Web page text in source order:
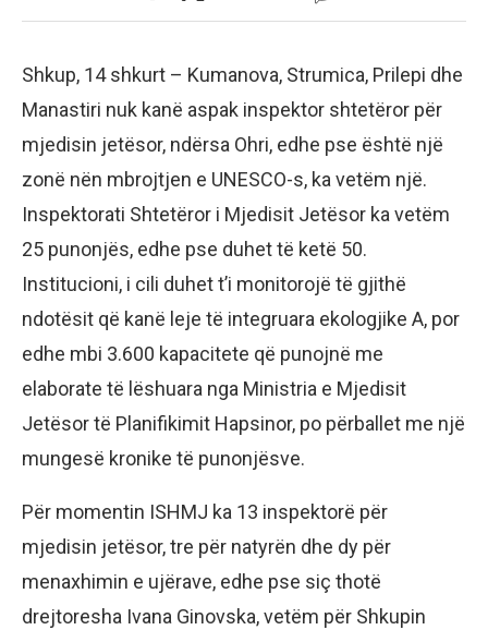
Shkup, 14 shkurt – Kumanova, Strumica, Prilepi dhe
Manastiri nuk kanë aspak inspektor shtetëror për
mjedisin jetësor, ndërsa Ohri, edhe pse është një
zonë nën mbrojtjen e UNESCO-s, ka vetëm një.
Inspektorati Shtetëror i Mjedisit Jetësor ka vetëm
25 punonjës, edhe pse duhet të ketë 50.
Institucioni, i cili duhet t’i monitorojë të gjithë
ndotësit që kanë leje të integruara ekologjike A, por
edhe mbi 3.600 kapacitete që punojnë me
elaborate të lëshuara nga Ministria e Mjedisit
Jetësor të Planifikimit Hapsinor, po përballet me një
mungesë kronike të punonjësve.
Për momentin ISHMJ ka 13 inspektorë për
mjedisin jetësor, tre për natyrën dhe dy për
menaxhimin e ujërave, edhe pse siç thotë
drejtoresha Ivana Ginovska, vetëm për Shkupin